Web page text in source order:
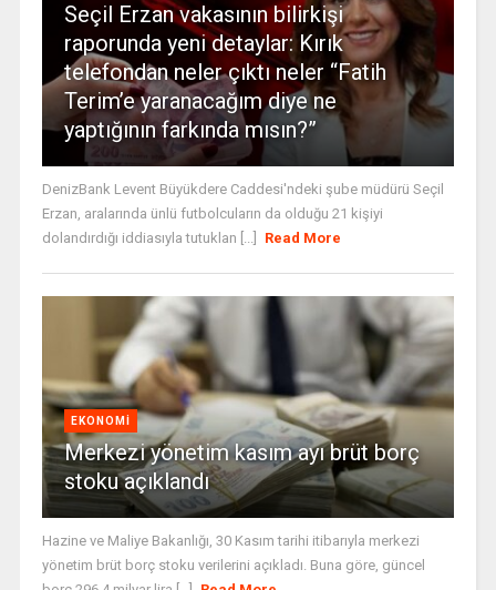
Seçil Erzan vakasının bilirkişi
raporunda yeni detaylar: Kırık
telefondan neler çıktı neler “Fatih
Terim’e yaranacağım diye ne
yaptığının farkında mısın?”
DenizBank Levent Büyükdere Caddesi'ndeki şube müdürü Seçil
Erzan, aralarında ünlü futbolcuların da olduğu 21 kişiyi
dolandırdığı iddiasıyla tutuklan [...]
Read More
EKONOMI
Merkezi yönetim kasım ayı brüt borç
stoku açıklandı
Hazine ve Maliye Bakanlığı, 30 Kasım tarihi itibarıyla merkezi
yönetim brüt borç stoku verilerini açıkladı. Buna göre, güncel